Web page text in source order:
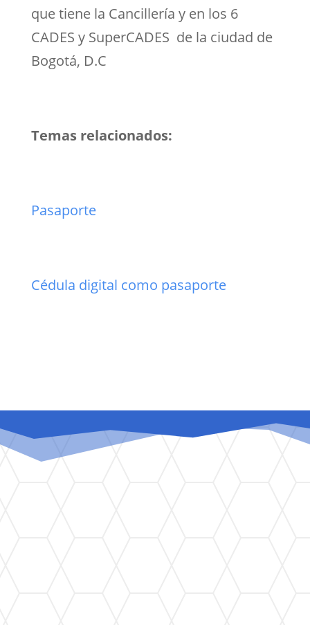
que tiene la Cancillería y en los 6
CADES y SuperCADES de la ciudad de
Bogotá, D.C
Temas relacionados:
Pasaporte
Cédula digital como pasaporte